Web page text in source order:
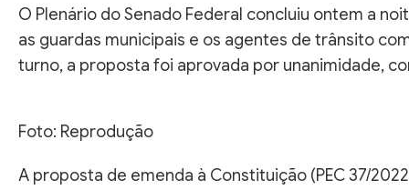
O Plenário do Senado Federal concluiu ontem a
as guardas municipais e os agentes de trânsito
turno, a proposta foi aprovada por unanimidade,
Foto: Reprodução
A proposta de emenda à Constituição (PEC 37/